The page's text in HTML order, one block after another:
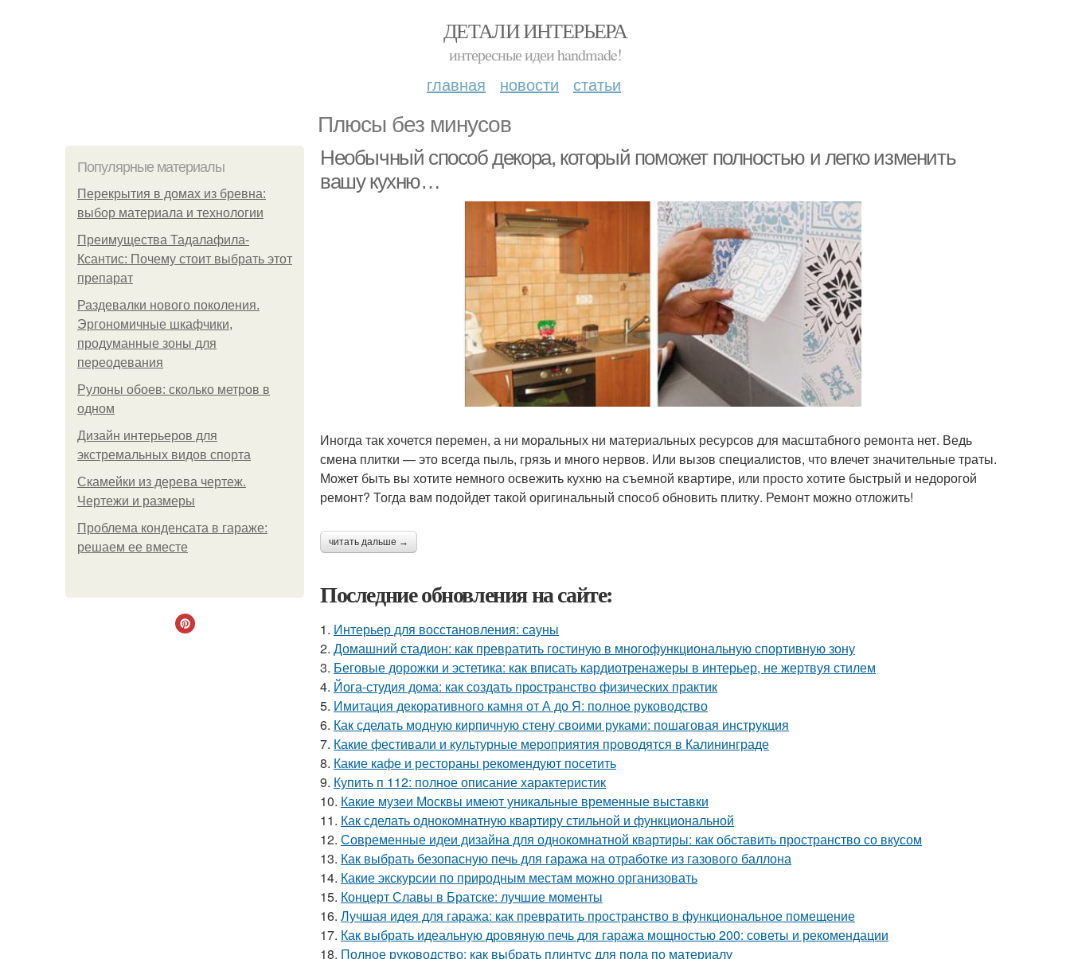
ДЕТАЛИ ИНТЕРЬЕРА
интересные идеи handmade!
главная новости статьи
Плюсы без минусов
Популярные материалы
Перекрытия в домах из бревна:
выбор материала и технологии
Преимущества Тадалафила-
Ксантис: Почему стоит выбрать этот
препарат
Раздевалки нового поколения.
Эргономичные шкафчики,
продуманные зоны для
переодевания
Рулоны обоев: сколько метров в
одном
Дизайн интерьеров для
экстремальных видов спорта
Скамейки из дерева чертеж.
Чертежи и размеры
Проблема конденсата в гараже:
решаем ее вместе
Необычный способ декора, который поможет полностью и легко изменить
вашу кухню…
Иногда так хочется перемен, а ни моральных ни материальных ресурсов для масштабного ремонта нет. Ведь
смена плитки — это всегда пыль, грязь и много нервов. Или вызов специалистов, что влечет значительные траты.
Может быть вы хотите немного освежить кухню на съемной квартире, или просто хотите быстрый и недорогой
ремонт? Тогда вам подойдет такой оригинальный способ обновить плитку. Ремонт можно отложить!
читать дальше →
Последние обновления на сайте:
1. Интерьер для восстановления: сауны
2. Домашний стадион: как превратить гостиную в многофункциональную спортивную зону
3. Беговые дорожки и эстетика: как вписать кардиотренажеры в интерьер, не жертвуя стилем
4. Йога-студия дома: как создать пространство физических практик
5. Имитация декоративного камня от А до Я: полное руководство
6. Как сделать модную кирпичную стену своими руками: пошаговая инструкция
7. Какие фестивали и культурные мероприятия проводятся в Калининграде
8. Какие кафе и рестораны рекомендуют посетить
9. Купить п 112: полное описание характеристик
10. Какие музеи Москвы имеют уникальные временные выставки
11. Как сделать однокомнатную квартиру стильной и функциональной
12. Современные идеи дизайна для однокомнатной квартиры: как обставить пространство со вкусом
13. Как выбрать безопасную печь для гаража на отработке из газового баллона
14. Какие экскурсии по природным местам можно организовать
15. Концерт Славы в Братске: лучшие моменты
16. Лучшая идея для гаража: как превратить пространство в функциональное помещение
17. Как выбрать идеальную дровяную печь для гаража мощностью 200: советы и рекомендации
18. Полное руководство: как выбрать плинтус для пола по материалу